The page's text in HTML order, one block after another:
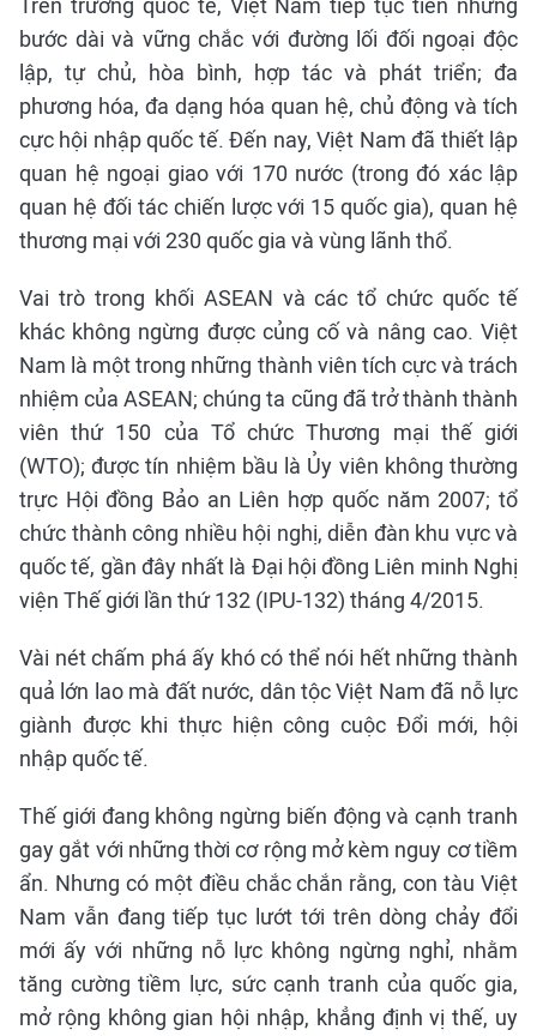
Trên trường quốc tế, Việt Nam tiếp tục tiến những
bước dài và vững chắc với đường lối đối ngoại độc
lập, tự chủ, hòa bình, hợp tác và phát triển; đa
phương hóa, đa dạng hóa quan hệ, chủ động và tích
cực hội nhập quốc tế. Đến nay, Việt Nam đã thiết lập
quan hệ ngoại giao với 170 nước (trong đó xác lập
quan hệ đối tác chiến lược với 15 quốc gia), quan hệ
thương mại với 230 quốc gia và vùng lãnh thổ.
Vai trò trong khối ASEAN và các tổ chức quốc tế
khác không ngừng được củng cố và nâng cao. Việt
Nam là một trong những thành viên tích cực và trách
nhiệm của ASEAN; chúng ta cũng đã trở thành thành
viên thứ 150 của Tổ chức Thương mại thế giới
(WTO); được tín nhiệm bầu là Ủy viên không thường
trực Hội đồng Bảo an Liên hợp quốc năm 2007; tổ
chức thành công nhiều hội nghị, diễn đàn khu vực và
quốc tế, gần đây nhất là Đại hội đồng Liên minh Nghị
viện Thế giới lần thứ 132 (IPU-132) tháng 4/2015.
Vài nét chấm phá ấy khó có thể nói hết những thành
quả lớn lao mà đất nước, dân tộc Việt Nam đã nỗ lực
giành được khi thực hiện công cuộc Đổi mới, hội
nhập quốc tế.
Thế giới đang không ngừng biến động và cạnh tranh
gay gắt với những thời cơ rộng mở kèm nguy cơ tiềm
ẩn. Nhưng có một điều chắc chắn rằng, con tàu Việt
Nam vẫn đang tiếp tục lướt tới trên dòng chảy đổi
mới ấy với những nỗ lực không ngừng nghỉ, nhằm
tăng cường tiềm lực, sức cạnh tranh của quốc gia,
mở rộng không gian hội nhập, khẳng định vị thế, uy